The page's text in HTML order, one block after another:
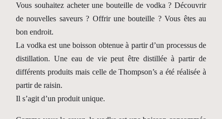
Vous souhaitez acheter une bouteille de vodka ? Découvrir
de nouvelles saveurs ? Offrir une bouteille ? Vous êtes au
bon endroit.
La vodka est une boisson obtenue à partir d’un processus de
distillation. Une eau de vie peut être distillée à partir de
différents produits mais celle de Thompson’s a été réalisée à
partir de raisin.
Il s’agit d’un produit unique.